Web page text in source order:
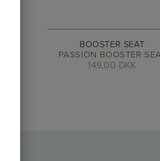
BOOSTER SEAT
PASSION BOOSTER
149,00 DKK